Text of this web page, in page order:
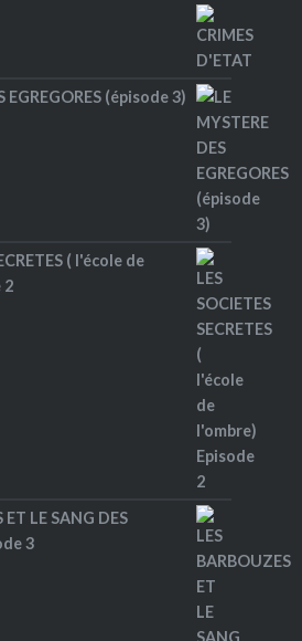
EGREGORES (épisode 3)
( l'école de
2
ET LE SANG DES
3